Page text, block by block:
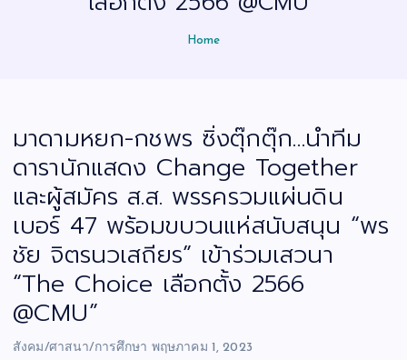
Home
มาดามหยก-กชพร ซิ่งตุ๊กตุ๊ก…นำทีม
ดารานักแสดง Change Together
และผู้สมัคร ส.ส. พรรครวมแผ่นดิน
เบอร์ 47 พร้อมขบวนแห่สนับสนุน “พร
ชัย จิตรนวเสถียร” เข้าร่วมเสวนา
“The Choice เลือกตั้ง 2566
@CMU”
สังคม/ศาสนา/การศึกษา พฤษภาคม 1, 2023